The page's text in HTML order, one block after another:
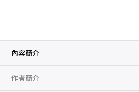
內容簡介
作者簡介